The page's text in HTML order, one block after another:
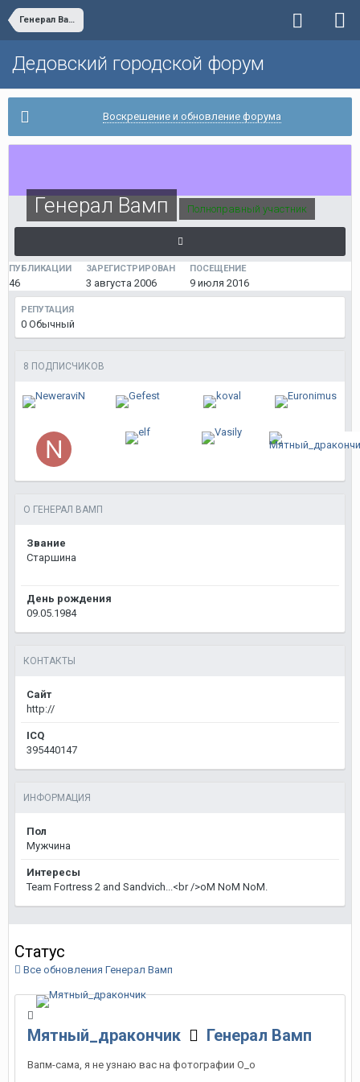
Генерал Вамп
Дедовский городской форум
Воскрешение и обновление форума
Генерал Вамп Полноправный участник
ПУБЛИКАЦИИ
46
ЗАРЕГИСТРИРОВАН
3 августа 2006
ПОСЕЩЕНИЕ
9 июля 2016
РЕПУТАЦИЯ
0 Обычный
8 ПОДПИСЧИКОВ
О ГЕНЕРАЛ ВАМП
Звание
Старшина
День рождения
09.05.1984
КОНТАКТЫ
Сайт
http://
ICQ
395440147
ИНФОРМАЦИЯ
Пол
Мужчина
Интересы
Team Fortress 2 and Sandvich...<br />oM NoM NoM.
Статус
Все обновления Генерал Вамп
Мятный_дракончик Генерал Вамп
Вапм-сама, я не узнаю вас на фотографии О_о